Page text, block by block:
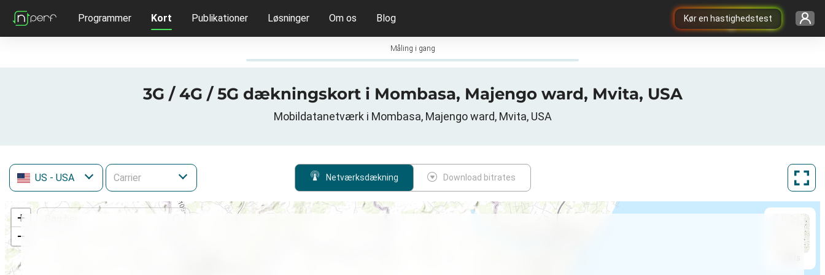
Kør en hastighedstest
Programmer Kort Publikationer Løsninger Om os Blog
Måling i gang
3G / 4G / 5G dækningskort i Mombasa, Majengo ward, Mvita, USA
Mobildatanetværk i Mombasa, Majengo ward, Mvita, USA
US - USA Netværksdækning Download bitrates
+
−